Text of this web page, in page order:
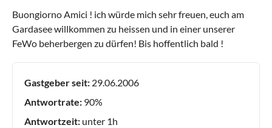
Buongiorno Amici ! ich würde mich sehr freuen, euch am
Gardasee willkommen zu heissen und in einer unserer
FeWo beherbergen zu dürfen! Bis hoffentlich bald !
Gastgeber seit: 29.06.2006
Antwortrate: 90%
Antwortzeit: unter 1h